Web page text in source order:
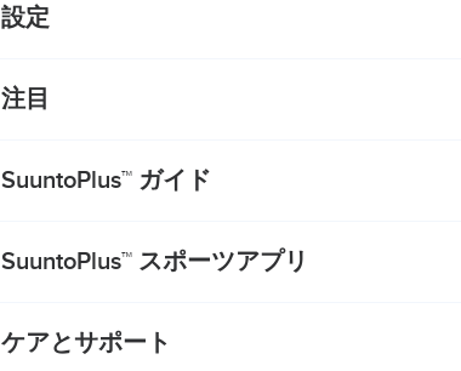
設定
注目
SuuntoPlus™ ガイド
SuuntoPlus™ スポーツアプリ
ケアとサポート